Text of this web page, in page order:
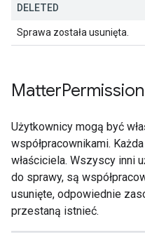
DELETED
Sprawa została usunięta.
MatterPermission
Użytkownicy mogą być
współpracownikami.
właściciela. Wszyscy inni
do sprawy, są
usunięte, odpowiednie
przestaną istnieć.